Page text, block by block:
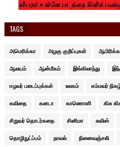
TAGS
அமெரிக்கா அழகு குறிப்புகள்
ஆலயம் ஆன்மீகம் இங்கிலாந்து
ஈழவர் படைப்புக்கள் உலகம் எம்மவர்
கவிதை கனடா காணொளி கிசு
சிறுவர் தொடர்கதை சினிமா சுவிஸ்
தொழிநுட்ப்பம் நாவல் நினைவஞ்சலி